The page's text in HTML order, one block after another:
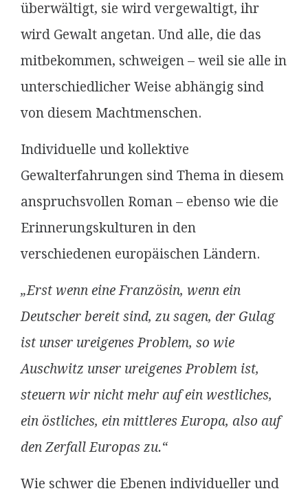
überwältigt, sie wird vergewaltigt, ihr
wird Gewalt angetan. Und alle, die das
mitbekommen, schweigen – weil sie alle in
unterschiedlicher Weise abhängig sind
von diesem Machtmenschen.
Individuelle und kollektive
Gewalterfahrungen sind Thema in diesem
anspruchsvollen Roman – ebenso wie die
Erinnerungskulturen in den
verschiedenen europäischen Ländern.
„Erst wenn eine Französin, wenn ein
Deutscher bereit sind, zu sagen, der Gulag
ist unser ureigenes Problem, so wie
Auschwitz unser ureigenes Problem ist,
steuern wir nicht mehr auf ein westliches,
ein östliches, ein mittleres Europa, also auf
den Zerfall Europas zu.“
Wie schwer die Ebenen individueller und